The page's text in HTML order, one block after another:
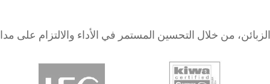
من خلال التحسين المستمر في الأداء والالتزام على مدار 360